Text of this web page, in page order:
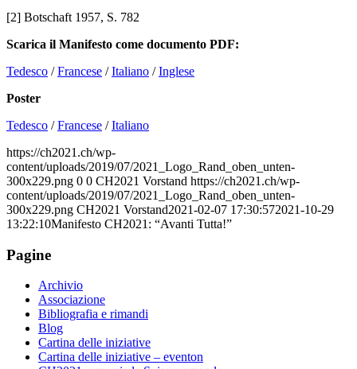
[2] Botschaft 1957, S. 782
Scarica il Manifesto come documento PDF:
Tedesco /Francese /Italiano /Inglese
Poster
Tedesco /Francese /Italiano
https://ch2021.ch/wp-
content/uploads/2019/07/2021_Logo_Rand_oben_unten-
300x229.png 0 0 CH2021 Vorstand https://ch2021.ch/wp-
content/uploads/2019/07/2021_Logo_Rand_oben_unten-
300x229.png CH2021 Vorstand2021-02-07 17:30:572021-10-29
13:22:10Manifesto CH2021: “Avanti Tutta!”
Pagine
Archivio
Associazione
Bibliografia e rimandi
Blog
Cartina delle iniziative
Cartina delle iniziative – eventon